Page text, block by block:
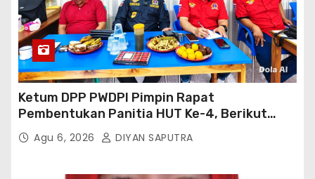
Ketum DPP PWDPI Pimpin Rapat
Pembentukan Panitia HUT Ke-4, Berikut
Susunan Dan Rangkaian Kegiatannya
Agu 6, 2026 DIYAN SAPUTRA